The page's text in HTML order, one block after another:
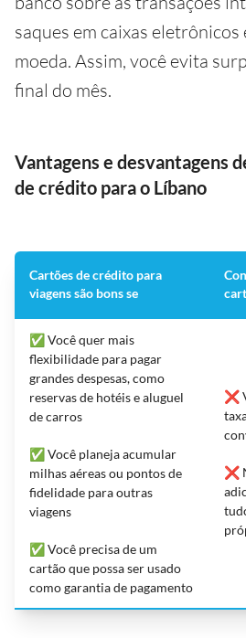
saques em caixas eletrônicos
moeda. Assim, você evita
final do mês.
Vantagens e desvantagens
de crédito para o Líbano
Cartões de crédito para
viagens são bons se
✅ Você quer mais
flexibilidade para pagar
grandes despesas, como
reservas de hotéis e aluguel
de carros
✅ Você planeja acumular
milhas aéreas ou pontos de
fidelidade para outras
viagens
✅ Você precisa de um
cartão que possa ser usado
como garantia de pagamento
❌
❌